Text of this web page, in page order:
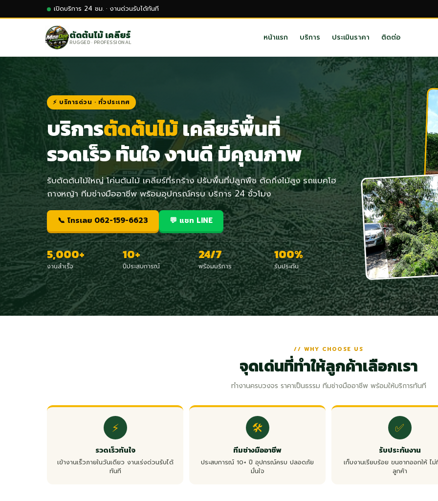
เปิดบริการ 24 ชม. · งานด่วนรับได้ทันที
ตัดต้นไม้ เคลียร์
RUGGED · PROFESSIONAL หน้าแรก บริการ ประเมินราคา ติดต่อ
⚡ บริการด่วน · ทั่วประเทศ
บริการตัดต้นไม้เคลียร์พื้นที่
รวดเร็ว ทันใจ งานดี มีคุณภาพ
รับตัดต้นไม้ใหญ่ โค่นต้นไม้ เคลียร์ที่รกร้าง ปรับพื้นที่ปลูกพืช ตัดกิ่งไม้สูง รถแบคโฮ
ถางหญ้า ทีมช่างมืออาชีพ พร้อมอุปกรณ์ครบ บริการ 24 ชั่วโมง
📞 โทรเลย 062-159-6623 💬 แชท LINE
5,000+
งานสำเร็จ
10+
ปีประสบการณ์
24/7
พร้อมบริการ
100%
รับประกัน
// WHY CHOOSE US
จุดเด่นที่ทำให้ลูกค้าเลือกเรา
ทำงานครบวงจร ราคาเป็นธรรม ทีมช่างมืออาชีพ พร้อมให้บริการทันที
⚡
รวดเร็วทันใจ
เข้างานเร็วภายในวันเดียว งานเร่งด่วนรับได้
ทันที
🛠️
ทีมช่างมืออาชีพ
ประสบการณ์ 10+ ปี อุปกรณ์ครบ ปลอดภัย
มั่นใจ
✅
รับประกันงาน
เก็บงานเรียบร้อย ขนซากออกให้ ไม่
ลูกค้า